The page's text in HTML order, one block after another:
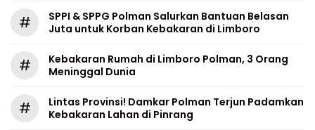
#
SPPI & SPPG Polman Salurkan Bantuan Belasan
Juta untuk Korban Kebakaran di Limboro
#
Kebakaran Rumah di Limboro Polman, 3 Orang
Meninggal Dunia
#
Lintas Provinsi! Damkar Polman Terjun Padamkan
Kebakaran Lahan di Pinrang